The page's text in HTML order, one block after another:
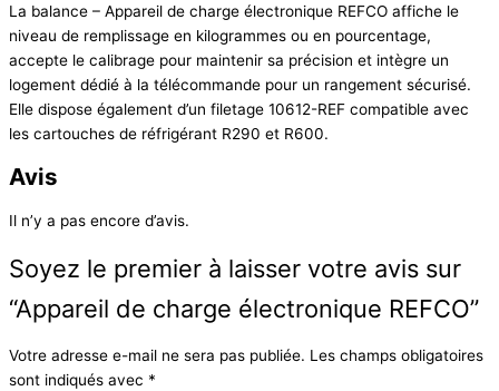
La balance – Appareil de charge électronique REFCO affiche le
niveau de remplissage en kilogrammes ou en pourcentage,
accepte le calibrage pour maintenir sa précision et intègre un
logement dédié à la télécommande pour un rangement sécurisé.
Elle dispose également d’un filetage 10612-REF compatible avec
les cartouches de réfrigérant R290 et R600.
Avis
Il n’y a pas encore d’avis.
Soyez le premier à laisser votre avis sur
“Appareil de charge électronique REFCO”
Votre adresse e-mail ne sera pas publiée. Les champs obligatoires
sont indiqués avec *